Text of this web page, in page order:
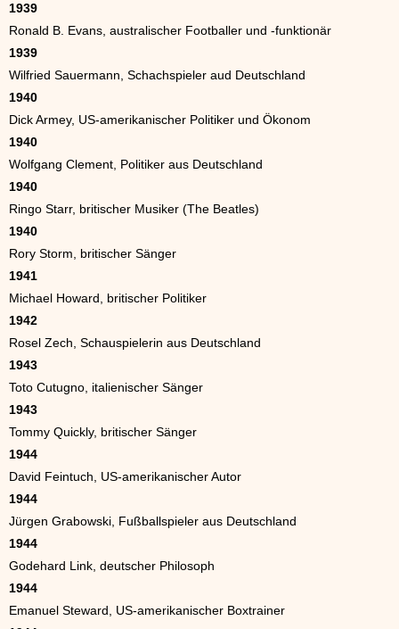
1939
Ronald B. Evans, australischer Footballer und -funktionär
1939
Wilfried Sauermann, Schachspieler aud Deutschland
1940
Dick Armey, US-amerikanischer Politiker und Ökonom
1940
Wolfgang Clement, Politiker aus Deutschland
1940
Ringo Starr, britischer Musiker (The Beatles)
1940
Rory Storm, britischer Sänger
1941
Michael Howard, britischer Politiker
1942
Rosel Zech, Schauspielerin aus Deutschland
1943
Toto Cutugno, italienischer Sänger
1943
Tommy Quickly, britischer Sänger
1944
David Feintuch, US-amerikanischer Autor
1944
Jürgen Grabowski, Fußballspieler aus Deutschland
1944
Godehard Link, deutscher Philosoph
1944
Emanuel Steward, US-amerikanischer Boxtrainer